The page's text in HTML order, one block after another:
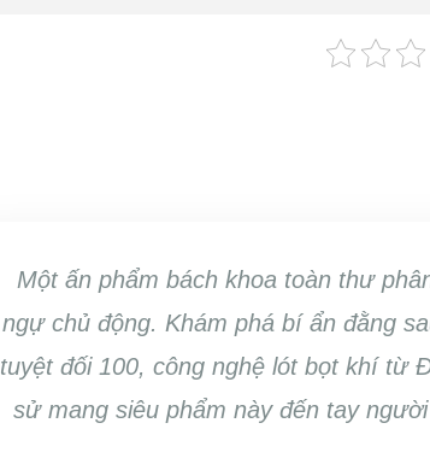
Một ấn phẩm bách khoa toàn thư
ngự chủ động. Khám phá bí ẩn đằng
tuyệt đối 100, công nghệ lót bọt khí từ
sử mang siêu phẩm này đến tay